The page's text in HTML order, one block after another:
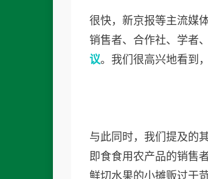
很快，新京报等主流媒
销售者、合作社、学者
议。我们很高兴地看到
与此同时，我们提及的
即食食用农产品的销售
鲜切水果的小摊贩过于